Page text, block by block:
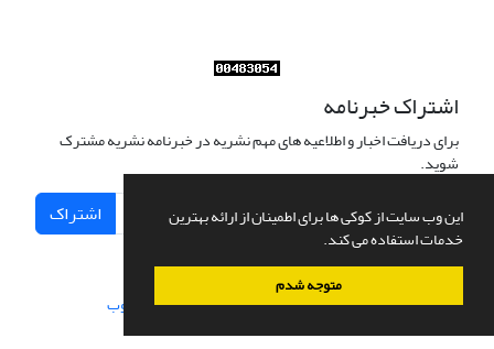
این وب سایت از کوکی ها برای اطمینان از ارائه بهترین
خدمات استفاده می کند.
متوجه شدم
اشتراک خبرنامه
برای دریافت اخبار و اطلاعیه های مهم نشریه در خبرنامه نشریه مشترک
شوید.
اشتراک
سامانه مدیریت نشریات علمی.طراحی و پیاده سازی از سیناوب